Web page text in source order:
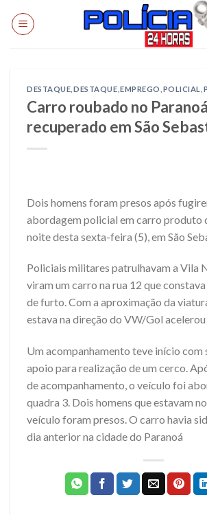
DESTAQUE ,DESTAQUE ,EMPREGO POLICIAL
Carro roubado no
recuperado em São
Dois homens foram presos após
abordagem policial em carro produto
noite desta sexta-feira (5), em São
Policiais militares patrulhavam a Vila
viram um carro na rua 12 que
de furto. Com a aproximação da
estava na direção do VW/Gol
Um acompanhamento teve início com
apoio para realização de um cerco.
de acompanhamento, o veículo foi
quadra 3. Dois homens que estavam
veículo foram presos. O carro havia
dia anterior na cidade do Paranoá